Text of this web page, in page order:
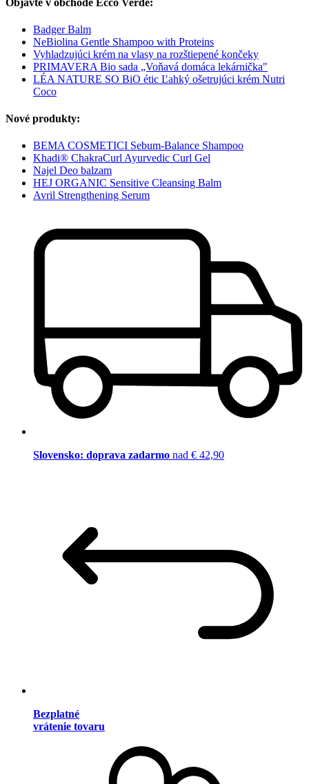
Badger Balm
NeBiolina Gentle Shampoo with Proteins
Vyhladzujúci krém na vlasy na rozštiepené končeky
PRIMAVERA Bio sada „Voňavá domáca lekárnička"
LÉA NATURE SO BiO étic Ľahký ošetrujúci krém Nutri
Coco
Nové produkty:
BEMA COSMETICI Sebum-Balance Shampoo
Khadi® ChakraCurl Ayurvedic Curl Gel
Najel Deo balzam
HEJ ORGANIC Sensitive Cleansing Balm
Avril Strengthening Serum
Slovensko: doprava zadarmo nad € 42,90
Bezplatné
vrátenie tovaru